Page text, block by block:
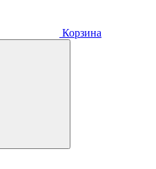
Корзина